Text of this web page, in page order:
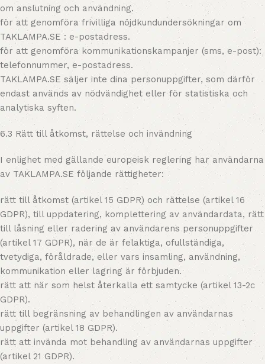
om anslutning och användning.
för att genomföra frivilliga nöjdkundundersökningar om
TAKLAMPA.SE : e-postadress.
för att genomföra kommunikationskampanjer (sms, e-post):
telefonnummer, e-postadress.
TAKLAMPA.SE säljer inte dina personuppgifter, som därför
endast används av nödvändighet eller för statistiska och
analytiska syften.
6.3 Rätt till åtkomst, rättelse och invändning
I enlighet med gällande europeisk reglering har användarna
av TAKLAMPA.SE följande rättigheter:
rätt till åtkomst (artikel 15 GDPR) och rättelse (artikel 16
GDPR), till uppdatering, komplettering av användardata, rätt
till låsning eller radering av användarens personuppgifter
(artikel 17 GDPR), när de är felaktiga, ofullständiga,
tvetydiga, föråldrade, eller vars insamling, användning,
kommunikation eller lagring är förbjuden.
rätt att när som helst återkalla ett samtycke (artikel 13-2c
GDPR).
rätt till begränsning av behandlingen av användarnas
uppgifter (artikel 18 GDPR).
rätt att invända mot behandling av användarnas uppgifter
(artikel 21 GDPR).